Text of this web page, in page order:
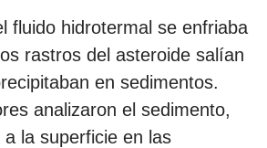
fluido hidrotermal se enfriaba
rastros del asteroide salían
en sedimentos.
analizaron el sedimento,
la superficie en las